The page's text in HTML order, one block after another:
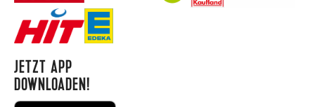
JETZT APP
DOWNLOADEN!